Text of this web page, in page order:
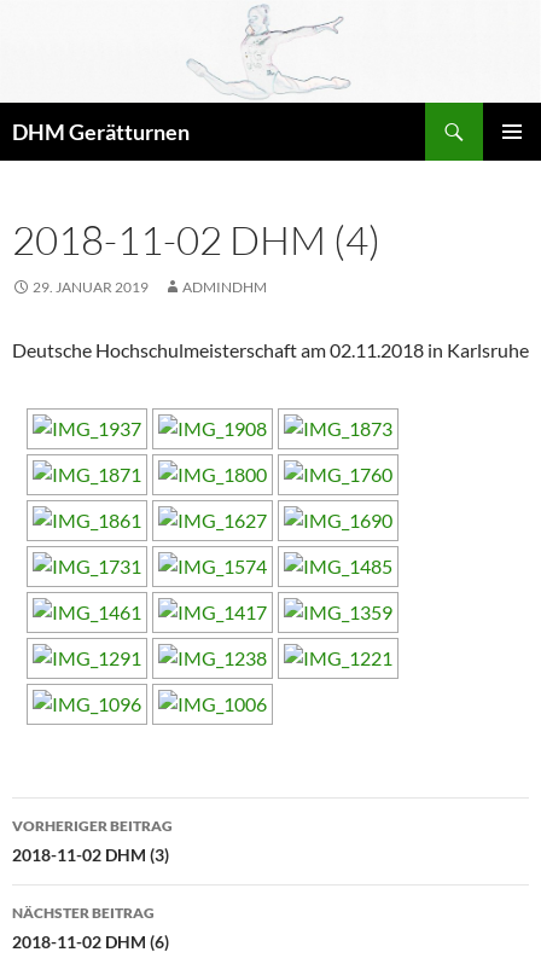
DHM Gerätturnen
2018-11-02 DHM (4)
29. JANUAR 2019 ADMINDHM
Deutsche Hochschulmeisterschaft am 02.11.2018 in Karlsruhe
Beitragsnavigation
VORHERIGER BEITRAG
2018-11-02 DHM (3)
NÄCHSTER BEITRAG
2018-11-02 DHM (6)